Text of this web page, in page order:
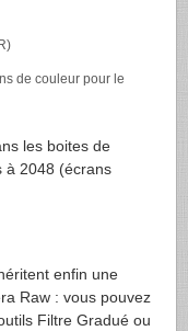
de couleur pour le
les boites de
à 2048 (écrans
enfin une
Raw : vous pouvez
Filtre Gradué ou